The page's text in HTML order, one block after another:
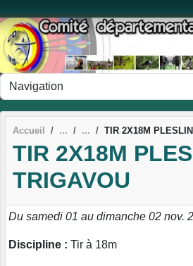
Accueil TIR 2X18M
TIR 2X18M
TRIGAVOU
Du samedi 01 au dimanche 02 nov.
Discipline : Tir à 18m